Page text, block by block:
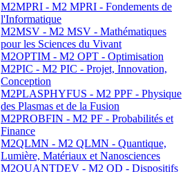
M2MPRI - M2 MPRI - Fondements de
l'Informatique
M2MSV - M2 MSV - Mathématiques
pour les Sciences du Vivant
M2OPTIM - M2 OPT - Optimisation
M2PIC - M2 PIC - Projet, Innovation,
Conception
M2PLASPHYFUS - M2 PPF - Physique
des Plasmas et de la Fusion
M2PROBFIN - M2 PF - Probabilités et
Finance
M2QLMN - M2 QLMN - Quantique,
Lumière, Matériaux et Nanosciences
M2QUANTDEV - M2 QD - Dispositifs